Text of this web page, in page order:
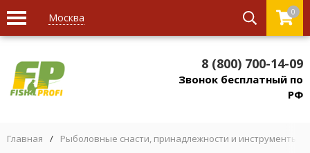
Москва 0
8 (800) 700-14-09
Звонок бесплатный по
РФ
Главная / Рыболовные снасти, принадлежности и инструменты